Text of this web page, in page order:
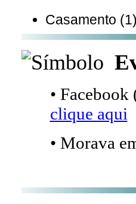
Casamento
• Facebook
clique aqui
• Morava